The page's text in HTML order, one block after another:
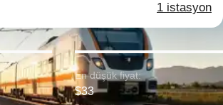
1 istasyon
En düşük fiyat:
$33